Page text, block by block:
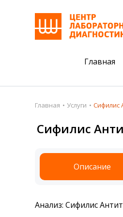
Главная
Пациентам
Акции
Подготовка к анализам
Получить результаты
Налоговый вычет
Главная Услуги Сифилис
Сифилис
Описание
Анализ: Сифилис